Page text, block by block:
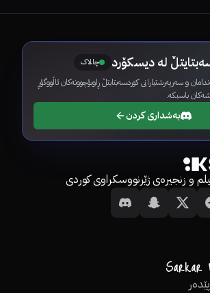
لە دیسکۆرد چالاک
و سەرپەرشتیارانی کوردسەبتایتڵ ڕاوبۆچوونەکان ئاڵووگۆڕ
باسبکە.
بەشداری کردن
و زنجیرەی ژێرنووسکراوی کوردی